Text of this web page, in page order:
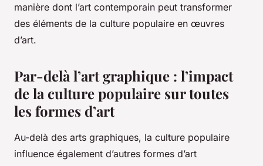
manière dont l’art contemporain peut transformer
des éléments de la culture populaire en œuvres
d’art.
Par-delà l’art graphique : l’impact
de la culture populaire sur toutes
les formes d’art
Au-delà des arts graphiques, la culture populaire
influence également d’autres formes d’art